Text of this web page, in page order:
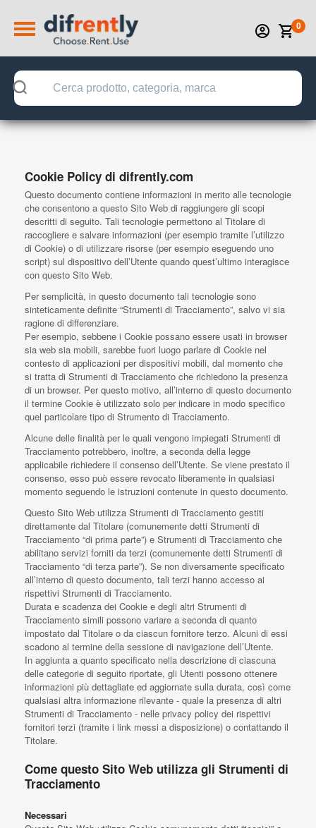
0
Cookie Policy di difrently.com
Questo documento contiene informazioni in merito alle tecnologie
che consentono a questo Sito Web di raggiungere gli scopi
descritti di seguito. Tali tecnologie permettono al Titolare di
raccogliere e salvare informazioni (per esempio tramite l’utilizzo
di Cookie) o di utilizzare risorse (per esempio eseguendo uno
script) sul dispositivo dell’Utente quando quest’ultimo interagisce
con questo Sito Web.
Per semplicità, in questo documento tali tecnologie sono
sinteticamente definite “Strumenti di Tracciamento”, salvo vi sia
ragione di differenziare.
Per esempio, sebbene i Cookie possano essere usati in browser
sia web sia mobili, sarebbe fuori luogo parlare di Cookie nel
contesto di applicazioni per dispositivi mobili, dal momento che
si tratta di Strumenti di Tracciamento che richiedono la presenza
di un browser. Per questo motivo, all’interno di questo documento
il termine Cookie è utilizzato solo per indicare in modo specifico
quel particolare tipo di Strumento di Tracciamento.
Alcune delle finalità per le quali vengono impiegati Strumenti di
Tracciamento potrebbero, inoltre, a seconda della legge
applicabile richiedere il consenso dell’Utente. Se viene prestato il
consenso, esso può essere revocato liberamente in qualsiasi
momento seguendo le istruzioni contenute in questo documento.
Questo Sito Web utilizza Strumenti di Tracciamento gestiti
direttamente dal Titolare (comunemente detti Strumenti di
Tracciamento “di prima parte”) e Strumenti di Tracciamento che
abilitano servizi forniti da terzi (comunemente detti Strumenti di
Tracciamento “di terza parte”). Se non diversamente specificato
all’interno di questo documento, tali terzi hanno accesso ai
rispettivi Strumenti di Tracciamento.
Durata e scadenza dei Cookie e degli altri Strumenti di
Tracciamento simili possono variare a seconda di quanto
impostato dal Titolare o da ciascun fornitore terzo. Alcuni di essi
scadono al termine della sessione di navigazione dell’Utente.
In aggiunta a quanto specificato nella descrizione di ciascuna
delle categorie di seguito riportate, gli Utenti possono ottenere
informazioni più dettagliate ed aggiornate sulla durata, così come
qualsiasi altra informazione rilevante - quale la presenza di altri
Strumenti di Tracciamento - nelle privacy policy dei rispettivi
fornitori terzi (tramite i link messi a disposizione) o contattando il
Titolare.
Come questo Sito Web utilizza gli Strumenti di
Tracciamento
Necessari